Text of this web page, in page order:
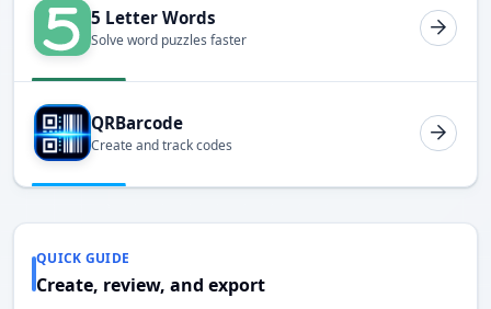
5 Letter Words
Solve word puzzles faster
QRBarcode
Create and track codes
QUICK GUIDE
Create, review, and export